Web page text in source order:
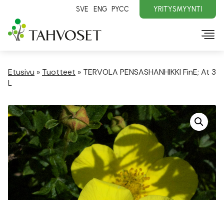
SVE ENG PYCC YRITYSMYYNTI
Etusivu » Tuotteet » TERVOLA PENSASHANHIKKI FinE; At 3
L